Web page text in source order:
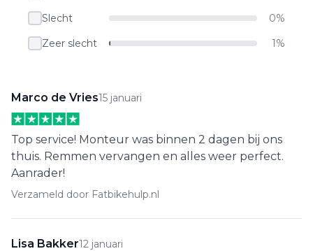
Slecht
0%
Zeer slecht
1%
Marco de Vries15 januari
Top service! Monteur was binnen 2 dagen bij ons
thuis. Remmen vervangen en alles weer perfect.
Aanrader!
Verzameld door Fatbikehulp.nl
Lisa Bakker12 januari